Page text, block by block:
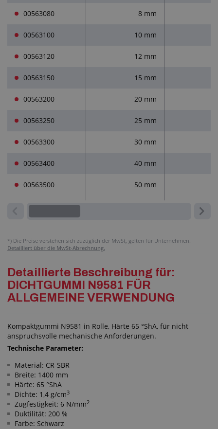
00563080 8 mm
00563100 10 mm
00563120 12 mm
00563150 15 mm
00563200 20 mm
00563250 25 mm
00563300 30 mm
00563400 40 mm
00563500 50 mm
*) Die Preise verstehen sich zuzüglich der MwSt, gelten für Unternehmen.
Detailliert über die MwSt-Abrechnung.
Detaillierte Beschreibung für:
DICHTGUMMI N9581 FÜR
ALLGEMEINE VERWENDUNG
Kompaktgummi N9581 in Rolle, Härte 65 °ShA, für nicht
anspruchsvolle mechanische Anforderungen.
Technische Parameter:
Material: CR-SBR
Breite: 1400 mm
Härte: 65 °ShA
Dichte: 1,4 g/cm3
Zugfestigkeit: 6 N/mm2
Duktilität: 200 %
Farbe: Schwarz